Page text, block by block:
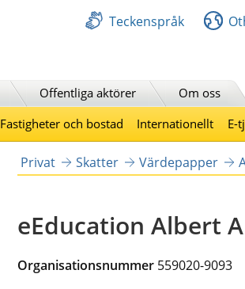
Teckenspråk
Offentliga aktörer
Om oss
Fastigheter och bostad Internationellt E-
Privat Skatter Värdepapper
eEducation Albert
Organisationsnummer 559020-9093